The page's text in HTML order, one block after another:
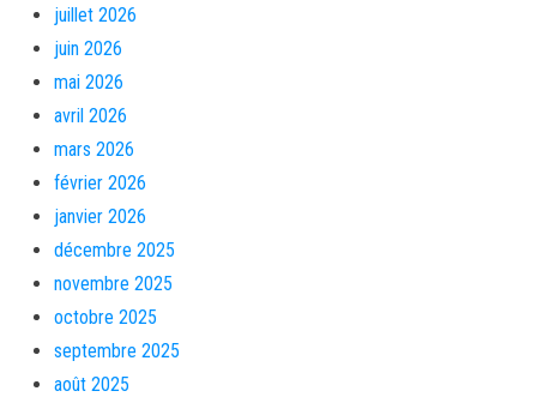
juillet 2026
juin 2026
mai 2026
avril 2026
mars 2026
février 2026
janvier 2026
décembre 2025
novembre 2025
octobre 2025
septembre 2025
août 2025